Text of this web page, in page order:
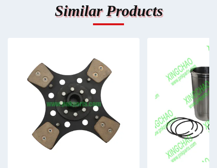
Similar Products